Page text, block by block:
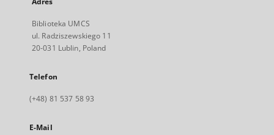
Biblioteka UMCS
ul. Radziszewskiego 11
20-031 Lublin, Poland
Telefon
(+48) 81 537 58 93
E-Mail